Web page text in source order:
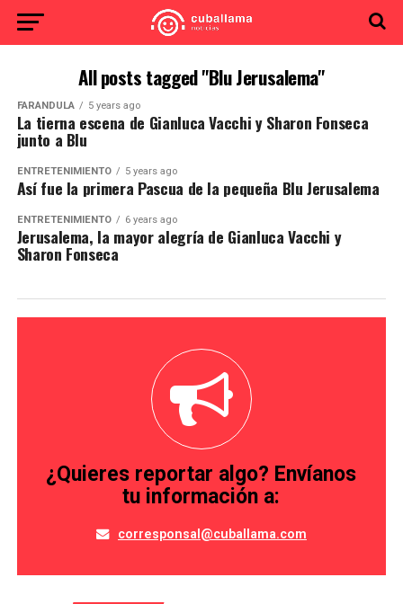
All posts tagged "Blu Jerusalema"
FARÁNDULA 5 years ago
La tierna escena de Gianluca Vacchi y Sharon Fonseca
junto a Blu
ENTRETENIMIENTO 5 years ago
Así fue la primera Pascua de la pequeña Blu Jerusalema
ENTRETENIMIENTO 6 years ago
Jerusalema, la mayor alegría de Gianluca Vacchi y
Sharon Fonseca
¿Quieres reportar algo? Envíanos
tu información a:
corresponsal@cuballama.com